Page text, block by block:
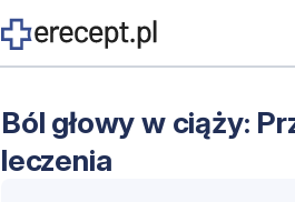
Ból głowy w ciąży:
leczenia